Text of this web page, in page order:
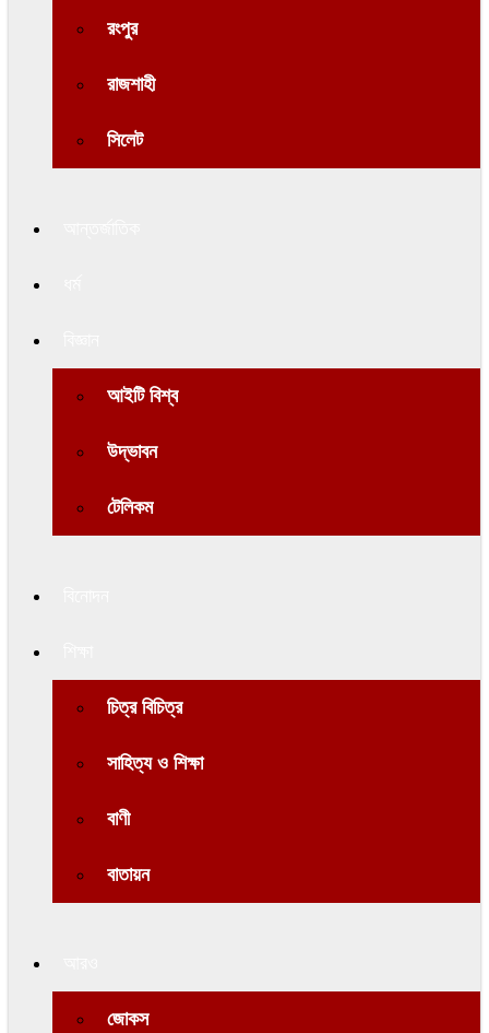
রংপুর
রাজশাহী
সিলেট
আইটি বিশ্ব
উদ্ভাবন
টেলিকম
চিত্র বিচিত্র
সাহিত্য ও শিক্ষা
বাণী
বাতায়ন
জোকস